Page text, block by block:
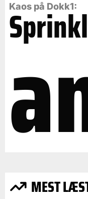
Kaos på Dokk1:
MEST